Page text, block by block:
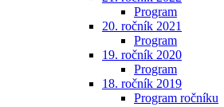
Program
20. ročník 2021
Program
19. ročník 2020
Program
18. ročník 2019
Program ročníku